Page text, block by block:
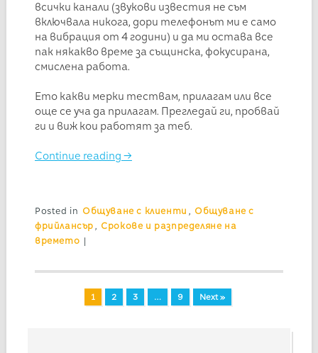
всички канали (звукови известия не съм
включвала никога, дори телефонът ми е само
на вибрация от 4 години) и да ми остава все
пак някакво време за същинска, фокусирана,
смислена работа.
Ето какви мерки тествам, прилагам или все
още се уча да прилагам. Прегледай ги, пробвай
ги и виж кои работят за теб.
Continue reading →
Posted in Общуване с клиенти , Общуване с
фрийлансър , Срокове и разпределяне на
времето |
1 2 3 … 9 Next »